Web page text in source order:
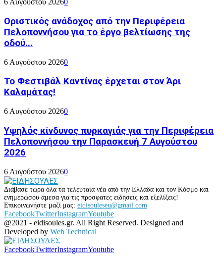
6 Αυγούστου 20260
Οριστικός ανάδοχος από την Περιφέρεια
Πελοποννήσου για το έργο βελτίωσης της
οδού...
6 Αυγούστου 20260
Το Φεστιβάλ Καντίνας έρχεται στον Άρι
Καλαμάτας!
6 Αυγούστου 20260
Υψηλός κίνδυνος πυρκαγιάς για την Περιφέρεια
Πελοποννήσου την Παρασκευή 7 Αυγούστου
2026
6 Αυγούστου 20260
Διάβασε τώρα όλα τα τελευταία νέα από την Ελλάδα και τον Κόσμο και
ενημερώσου άμεσα για τις πρόσφατες ειδήσεις και εξελίξεις!
Επικοινωνήστε μαζί μας: eidisouleseu@gmail.com
FacebookTwitterInstagramYoutube
@2021 - eidisoules.gr. All Right Reserved. Designed and
Developed by Web Technical
FacebookTwitterInstagramYoutube